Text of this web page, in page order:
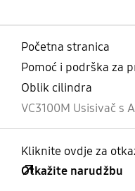
Početna stranica
Pomoć i podrška za
Oblik cilindra
VC3100M Usisivač s
Kliknite ovdje za
Otkažite narudžbu